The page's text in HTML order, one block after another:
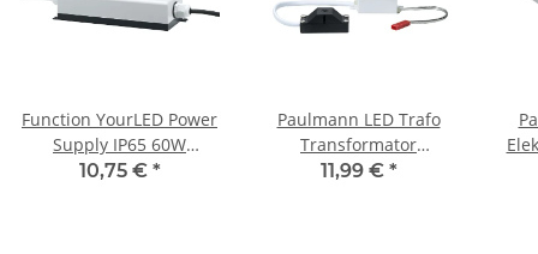
Function YourLED Power
Supply IP65 60W
230/12V DC
10,75 € *
Paulmann LED Trafo
Transformator
Konstantstrom 700mA
11,99 € *